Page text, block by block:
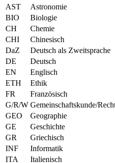
AST
Astronomie
BIO
Biologie
CH
Chemie
CHI
Chinesisch
DaZ
Deutsch als Zweitsprache
DE
Deutsch
EN
Englisch
ETH
Ethik
FR
Französisch
G/R/W Gemeinschaftskunde/
GEO
Geographie
GE
Geschichte
GR
Griechisch
INF
Informatik
ITA
Italienisch